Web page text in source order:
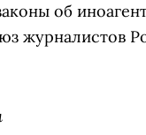
об
журналистов